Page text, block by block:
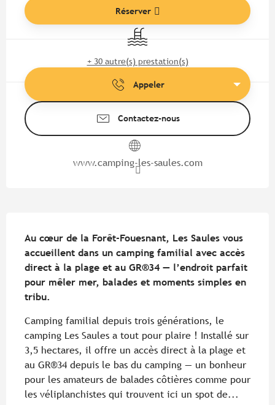
Réserver
Piscine
+ 30 autre(s) prestation(s)
Appeler
Contactez-nous
www.camping-les-saules.com
Au cœur de la Forêt-Fouesnant, Les Saules vous
accueillent dans un camping familial avec accès
direct à la plage et au GR®34 — l’endroit parfait
pour mêler mer, balades et moments simples en
tribu.
Camping familial depuis trois générations, le
camping Les Saules a tout pour plaire ! Installé sur
3,5 hectares, il offre un accès direct à la plage et
au GR®34 depuis le bas du camping — un bonheur
pour les amateurs de balades côtières comme pour
les véliplanchistes qui trouvent ici un spot de...